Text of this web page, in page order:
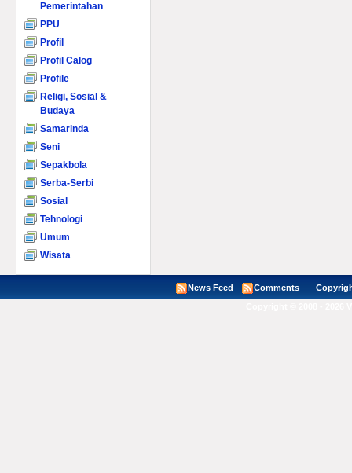
Pemerintahan
PPU
Profil
Profil Calog
Profile
Religi, Sosial &
Budaya
Samarinda
Seni
Sepakbola
Serba-Serbi
Sosial
Tehnologi
Umum
Wisata
News Feed Comments Copyright